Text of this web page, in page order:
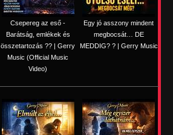
Csepereg az eső -
Barátság, emlékek és
összetartozás ?️? | Gerry
Music (Official Music
Video)
Egy jó asszony mindent
megbocsát… DE
MEDDIG? ? | Gerry Music